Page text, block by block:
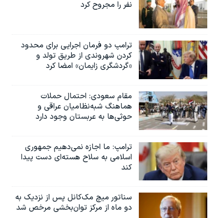
نفر را مجروح کرد
ترامپ دو فرمان اجرایی برای محدود
کردن شهروندی از طریق تولد و
«گردشگری زایمان» امضا کرد
مقام سعودی: احتمال حملات
هماهنگ شبه‌نظامیان عراقی و
حوثی‌ها به عربستان وجود دارد
ترامپ: ما اجازه نمی‌دهیم جمهوری
اسلامی به سلاح هسته‌ای دست پیدا
کند
سناتور میچ مک‌کانل پس از نزدیک به
دو ماه از مرکز توان‌بخشی مرخص شد